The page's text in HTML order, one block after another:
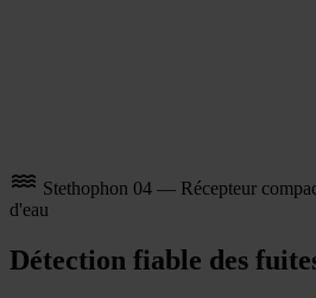
Stethophon 04 — Récepteur
d'eau
Détection fiable des